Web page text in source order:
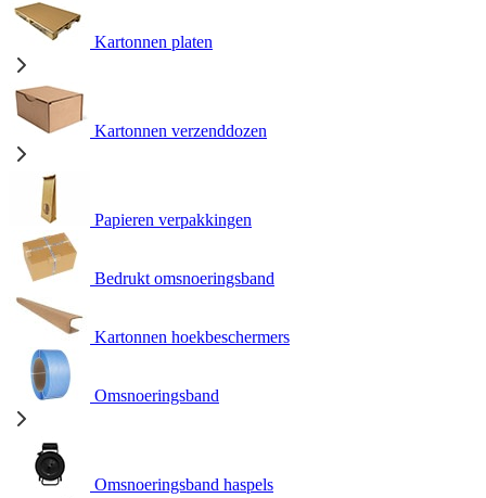
Kartonnen platen
Kartonnen verzenddozen
Papieren verpakkingen
Bedrukt omsnoeringsband
Kartonnen hoekbeschermers
Omsnoeringsband
Omsnoeringsband haspels